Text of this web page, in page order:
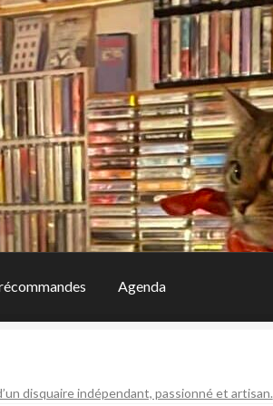
Agenda
disquaire indépendant, passionné et artisan.